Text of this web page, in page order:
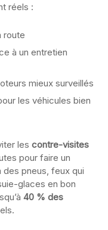
réels :
route
à un entretien
mieux surveillés
les véhicules bien
les contre-visites
pour faire un
pneus, feux qui
glaces en bon
40 % des